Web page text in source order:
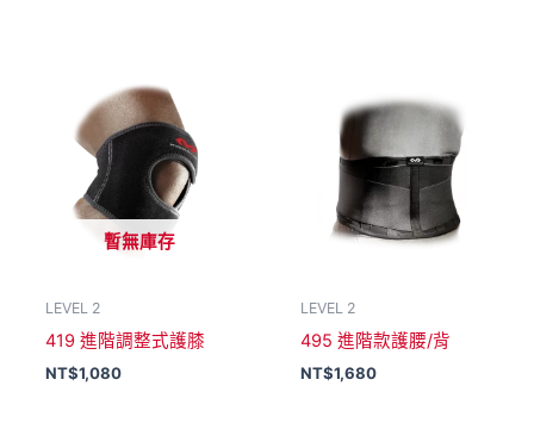
暫無庫存
LEVEL 2
419 進階調整式護膝
NT$1,080
LEVEL 2
495 進階款護腰/背
NT$1,680